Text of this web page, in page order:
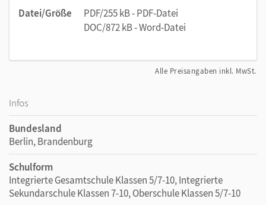
Datei/Größe
PDF/255 kB - PDF-Datei
DOC/872 kB - Word-Datei
Alle Preisangaben inkl. MwSt.
Infos
Bundesland
Berlin, Brandenburg
Schulform
Integrierte Gesamtschule Klassen 5/7-10, Integrierte
Sekundarschule Klassen 7-10, Oberschule Klassen 5/7-10